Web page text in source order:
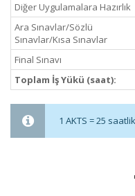
Diğer Uygulamalara Hazırlık
Ara Sınavlar/Sözlü
Sınavlar/Kısa Sınavlar
Final Sınavı
Toplam İş Yükü (saat):
1 AKTS = 25